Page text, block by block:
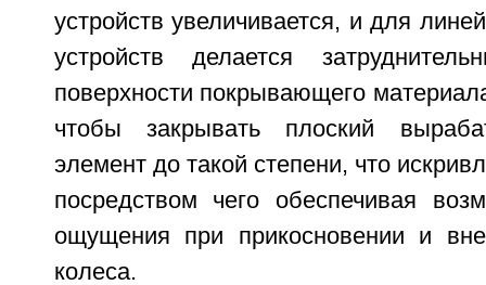
устройств увеличивается, и для
устройств делается
поверхности покрывающего
чтобы закрывать плоский
элемент до такой степени, что
посредством чего обеспечивая
ощущения при прикосновении и
колеса.